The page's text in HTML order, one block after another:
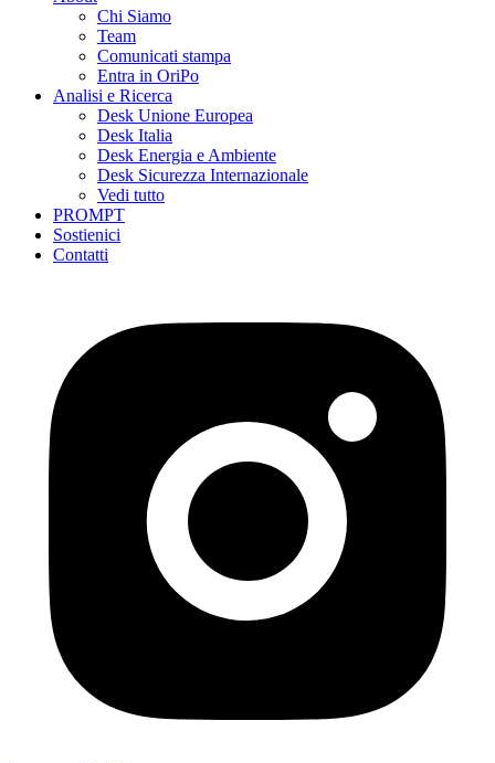
Chi Siamo
Team
Comunicati stampa
Entra in OriPo
Analisi e Ricerca
Desk Unione Europea
Desk Italia
Desk Energia e Ambiente
Desk Sicurezza Internazionale
Vedi tutto
PROMPT
Sostienici
Contatti